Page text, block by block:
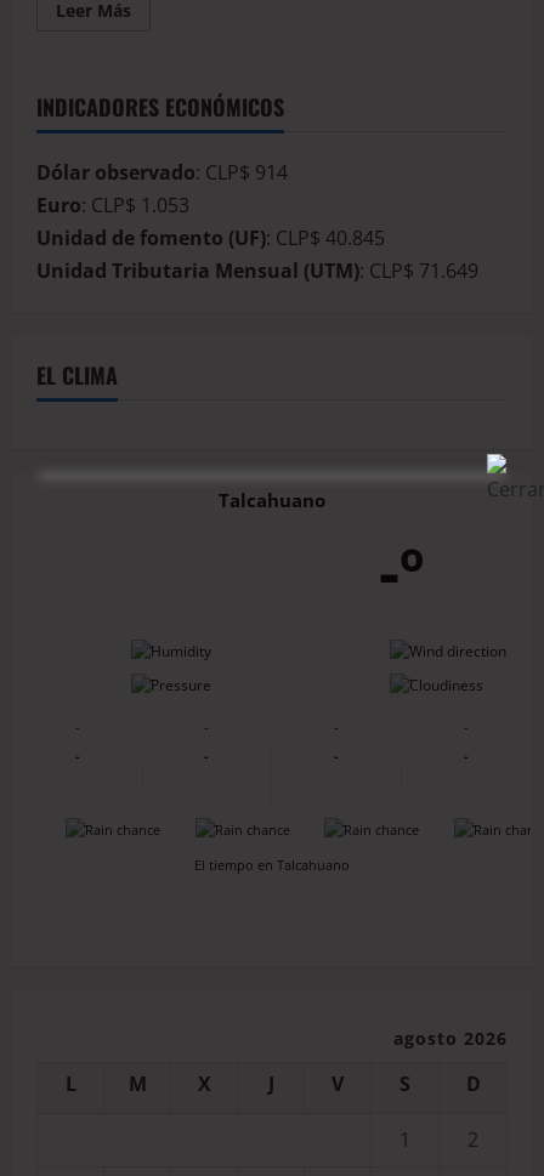
Leer Más
INDICADORES ECONÓMICOS
Dólar observado: CLP$ 914
Euro: CLP$ 1.053
Unidad de fomento (UF): CLP$ 40.845
Unidad Tributaria Mensual (UTM): CLP$ 71.649
EL CLIMA
Talcahuano
-º
-
-
-
-
-
-
-
-
-
-
-
-
-
-
-
-
El tiempo en Talcahuano
agosto 2026
L M X J V S D
1
2